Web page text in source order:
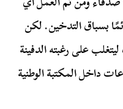
بسباق التدخين. لكن
على رغبته الدفينة
داخل المكتبة الوطنية